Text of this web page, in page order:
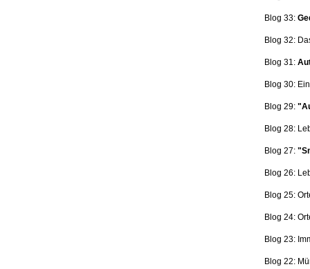
Blog 33:
Blog 32:
Blog 31:
Blog 30: Ein
Blog 29:
Blog 28:
Blog 27:
Blog 26:
Blog 25:
Blog 24:
Blog 23:
Blog 22: